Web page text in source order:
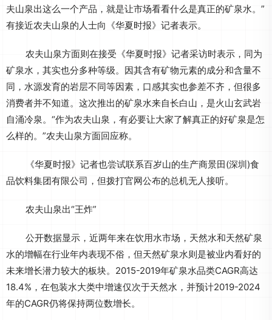
夫山泉出这么一个产品，就是让市场看看什么是真正的矿泉水。”
有接近农夫山泉的人士向《华夏时报》记者表示。
农夫山泉方面则在接受《华夏时报》记者采访时表示，同为
矿泉水，其实也分多种等级。因其含有矿物元素的成分和含量不
同，水源发育的岩层不同等因素，口感其实也参差不齐，但很多
消费者并不知道。这次推出的矿泉水来自长白山，是火山玄武岩
自涌冷泉。“作为农夫山泉，有必要让大家了解真正的好矿泉是怎
么样的。”农夫山泉方面回应称。
《华夏时报》记者也尝试联系百岁山的生产商景田(深圳)食
品饮料集团有限公司，但拨打官网公布的总机无人接听。
农夫山泉出“王炸”
公开数据显示，近两年来在饮用水市场，天然水和天然矿泉
水的增幅在行业年内表现不俗，但天然矿泉水则是被业内看好的
未来增长潜力较大的板块。2015-2019年矿泉水品类CAGR高达
18.4%，在包装水大类中增速仅次于天然水，并预计2019-2024
年的CAGR仍将保持两位数增长。